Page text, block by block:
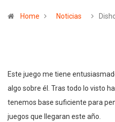
Home Noticias
Este juego me tiene
algo sobre él. Tras todo lo visto
tenemos base suficiente para
juegos que llegaran este año.